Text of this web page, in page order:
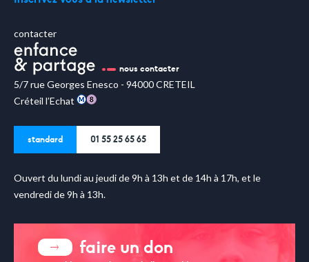
contacter
nous contacter
5/7 rue Georges Enesco - 94000 CRETEIL
Créteil l’Echat
standard 01 55 25 65 65
Ouvert du lundi au jeudi de 9h à 13h et de 14h à 17h, et le
vendredi de 9h à 13h.
faire un don